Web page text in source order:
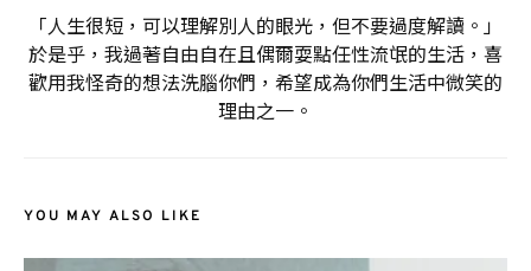
「人生很短，可以理解別人的眼光，但不要過度解讀。」
於是乎，我過著自由自在且偶爾耍點任性流氓的生活，喜
歡用我怪奇的想法洗腦你們，希望成為你們生活中微笑的
理由之一。
YOU MAY ALSO LIKE